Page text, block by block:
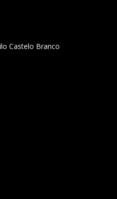
Castelo Branco